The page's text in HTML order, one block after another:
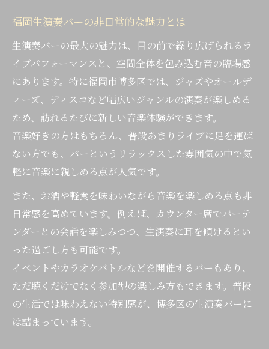
ジャズ好き必見の生演奏バーの特徴
福岡ジャズバーで味わう大人の夜
バーで聴くジャズの魅力と選び方
生演奏で広がるジャズの世界を体験
博多駅近くで出会うミュージックバーの楽しみ
方
博多駅周辺のバーで生演奏を満喫する
アクセス抜群なミュージックバー選び
駅近バーで楽しむ大人の音楽時間
博多駅のミュージックバー活用術を紹介
音楽好きが集うバーの過ごし方ガイド
福岡生演奏バーの非日常的な魅力とは
生演奏バーの最大の魅力は、目の前で繰り広げられるラ
イブパフォーマンスと、空間全体を包み込む音の臨場感
にあります。特に福岡市博多区では、ジャズやオールデ
ィーズ、ディスコなど幅広いジャンルの演奏が楽しめる
ため、訪れるたびに新しい音楽体験ができます。
音楽好きの方はもちろん、普段あまりライブに足を運ば
ない方でも、バーというリラックスした雰囲気の中で気
軽に音楽に親しめる点が人気です。
また、お酒や軽食を味わいながら音楽を楽しめる点も非
日常感を高めています。例えば、カウンター席でバーテ
ンダーとの会話を楽しみつつ、生演奏に耳を傾けるとい
った過ごし方も可能です。
イベントやカラオケバトルなどを開催するバーもあり、
ただ聴くだけでなく参加型の楽しみ方もできます。普段
の生活では味わえない特別感が、博多区の生演奏バーに
は詰まっています。